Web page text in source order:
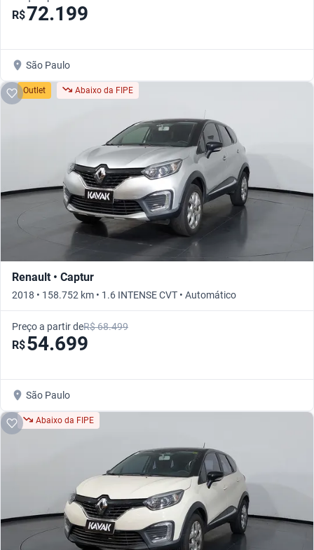
R$72.199
São Paulo
Outlet Abaixo da FIPE
Renault • Captur
2018 • 158.752 km • 1.6 INTENSE CVT • Automático
Preço a partir deR$ 68.499
R$54.699
São Paulo
Abaixo da FIPE